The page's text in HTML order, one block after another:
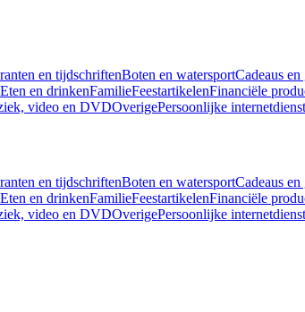
en tijdschriftenBoten en watersportCadeaus en
Eten en drinkenFamilieFeestartikelenFinanciële
video en DVDOverigePersoonlijke
en tijdschriftenBoten en watersportCadeaus en
Eten en drinkenFamilieFeestartikelenFinanciële
video en DVDOverigePersoonlijke